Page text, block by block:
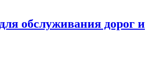
обслуживания дорог и